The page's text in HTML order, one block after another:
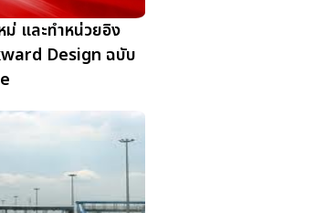
ม่ และทำหน่วยอิง
Design ฉบับ